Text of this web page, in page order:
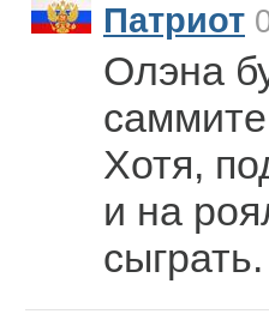
Патриот
Олэна
Хотя,
и на
сыграть.